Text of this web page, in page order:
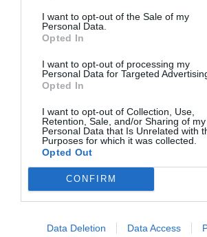
I want to opt-out of the Sale of my
Personal Data.
Opted In
I want to opt-out of processing my
Personal Data for Targeted
Opted In
I want to opt-out of Collection, Use,
Retention, Sale, and/or Sharing of my
Personal Data that Is Unrelated with
Purposes for which it was collected.
Opted Out
CONFIRM
Data Deletion Data Access
Site web
Enregistrer mon nom, mon e-mail et
navigateur pour mon prochain